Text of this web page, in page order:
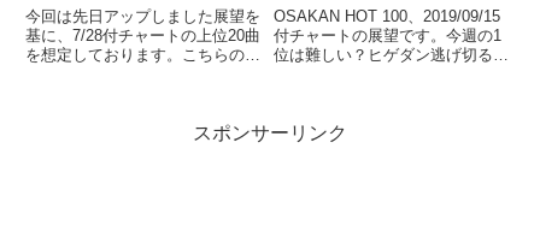
作されたチャートに価値は
ない。
今回は先日アップしました展望を
基に、7/28付チャートの上位20曲
を想定しております。こちらの展
ダン逃げ切るか？今度こそ
テイラーか？それとも…。
OSAKAN HOT 100、2019/09/15
付チャートの展望です。今週の1
位は難しい？ヒゲダン逃げ切る
つほどブログネタを考えて作成し
スポンサーリンク